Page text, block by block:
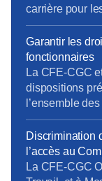
carrière pour
mises en place
Fonction
statuts de
Orange et la
Garantir les droits
fonctionnaires
La CFE-CGC
dispositions
l’ensemble
garderont leur
Discrimination
l’accès au
La CFE-CGC